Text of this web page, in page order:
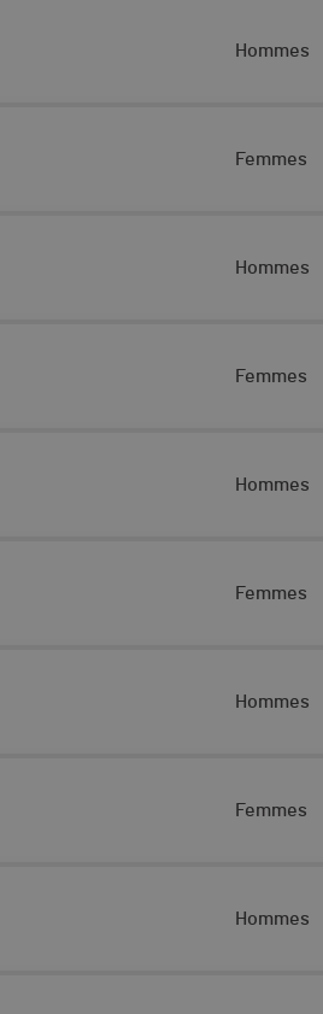
Hommes
Femmes
Hommes
Femmes
Hommes
Femmes
Hommes
Femmes
Hommes